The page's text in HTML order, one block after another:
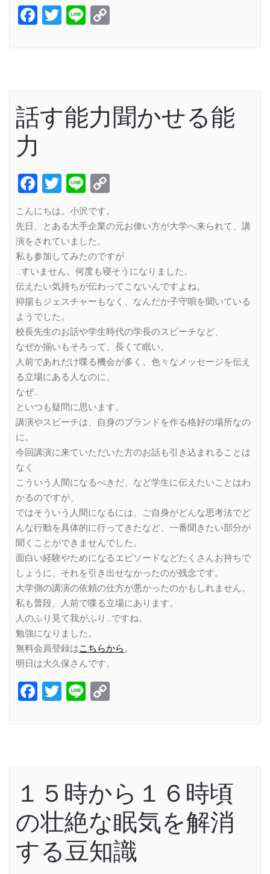
Facebook
Twitter
Line
話す能力聞かせる能
力
Facebook
Twitter
Line
こんにちは。小沢です。
先日、とある大手企業の元お偉い方が大学へ来られて、講
演をされていました。
私も参加してみたのですが
…すいません。何度も寝そうになりました。
伝えたい気持ちが伝わってこないんですよね。
抑揚もジェスチャーもなく、なんだか子守唄を聞いている
ようでした。
校長先生のお話や学生時代の学長のスピーチなど、
なぜか揃いもそろって、長くて眠い。
人前であれだけ喋る機会が多く、色々なメッセージを伝え
る立場にある人なのに、
なぜ…
といつも疑問に思います。
講演やスピーチは、自身のブランドを作る格好の場所なの
に。
今回講演に来ていただいた方のお話も引き込まれることは
なく
こういう人間になるべきだ、など学生に伝えたいことはわ
かるのですが、
ではそういう人間になるには、ご自身がどんな思考法でど
んな行動を具体的に行ってきたなど、一番聞きたい部分が
聞くことができませんでした。
面白い経験やためになるエピソードなどたくさんお持ちで
しょうに、それを引き出せなかったのが残念です。
大学側の講演の依頼の仕方が悪かったのかもしれません。
私も普段、人前で喋る立場にあります。
人のふり見て我がふり…ですね。
勉強になりました。
無料会員登録はこちらから。
明日は大久保さんです。
Facebook
Twitter
Line
１５時から１６時頃
の壮絶な眠気を解消
する豆知識